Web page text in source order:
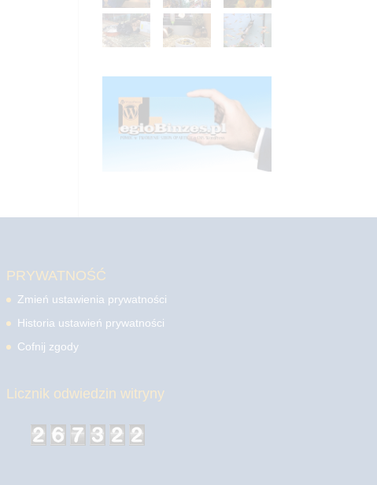
PRYWATNOŚĆ
Zmień ustawienia prywatności
Historia ustawień prywatności
Cofnij zgody
Licznik odwiedzin witryny